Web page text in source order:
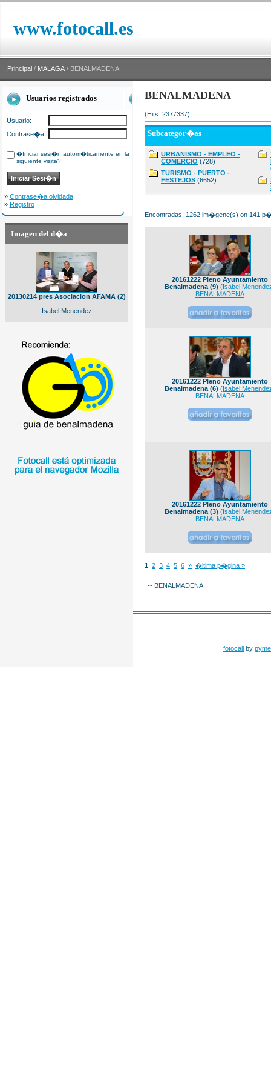
www.fotocall.es
Principal / MALAGA / BENALMADENA
Usuarios registrados
Usuario:
Contrase�a:
�Iniciar sesi�n autom�ticamente en la
siguiente visita?
» Contrase�a olvidada
» Registro
Imagen del d�a
20130214 pres Asociacion AFAMA (2)
Isabel Menendez
BENALMADENA
(Hits: 2377337)
Subcategor�as
URBANISMO - EMPLEO -
COMERCIO (728)
TURISMO - PUERTO -
FESTEJOS (6652)
Encontradas: 1262 im�gene(s) on 141
20161222 Pleno Ayuntamiento
Benalmadena (9) (Isabel
BENALMADENA
20161222 Pleno Ayuntamiento
Benalmadena (6) (Isabel
BENALMADENA
20161222 Pleno Ayuntamiento
Benalmadena (3) (Isabel
BENALMADENA
1 2 3 4 5 6 » �ltima p�gina »
fotocall by